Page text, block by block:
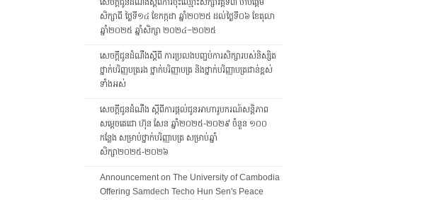
សេចក្ដីជូនដំណឹងស្ដីពីការចុះឈ្មោះសិក្សាវគ្គទី៣ ចាប់ផ្តើម
សិក្សាពី ថ្ងៃទី១៤ ខែកក្កដា ឆ្នាំ២០២៥ ដល់ថ្ងៃទី០៦ ខែតុលា
ឆ្នាំ២០២៥ ឆ្នាំសិក្សា ២០២៤−២០២៥
សេចក្តីជូនដំណឹងស្តីពី ការប្រលងបញ្ចប់ការសិក្សារបស់និស្សិត
ថ្នាក់បរិញ្ញបត្ររង ថ្នាក់បរិញ្ញាបត្រ និងថ្នាក់បរិញ្ញាបត្រជាន់ខ្ពស់
ទាំងអស់
សេចក្តីជូនដំណឹង ស្តីពីការផ្តល់ជូនអាហារូបករណ៍សន្តិភាព
សម្ដេចតេជោ ហ៊ុន សែន ឆ្នាំ២០២៥-២០២៩ ចំនួន ១០០
កន្លែង សម្រាប់ថ្នាក់បរិញ្ញាបត្រ សម្រាប់ឆ្នាំ
សិក្សា២០២៥-២០២៦
Announcement on The University of Cambodia
Offering Samdech Techo Hun Sen's Peace